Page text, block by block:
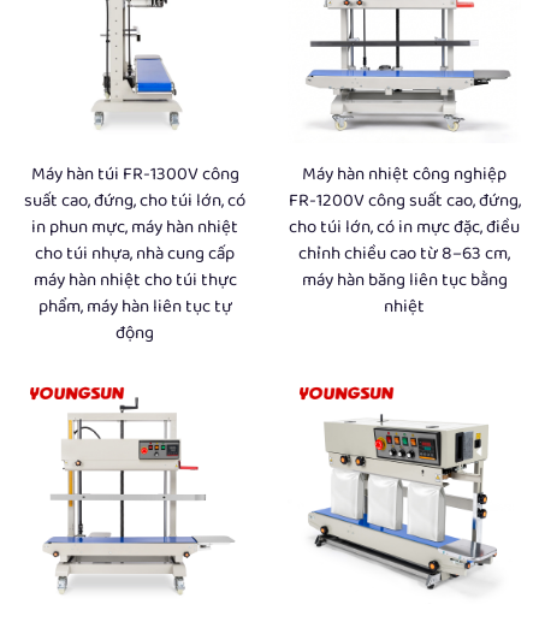
Máy hàn túi FR-1300V công
suất cao, đứng, cho túi lớn, có
in phun mực, máy hàn nhiệt
cho túi nhựa, nhà cung cấp
máy hàn nhiệt cho túi thực
phẩm, máy hàn liên tục tự
động
Máy hàn nhiệt công nghiệp
FR-1200V công suất cao, đứng,
cho túi lớn, có in mực đặc, điều
chỉnh chiều cao từ 8–63 cm,
máy hàn băng liên tục bằng
nhiệt